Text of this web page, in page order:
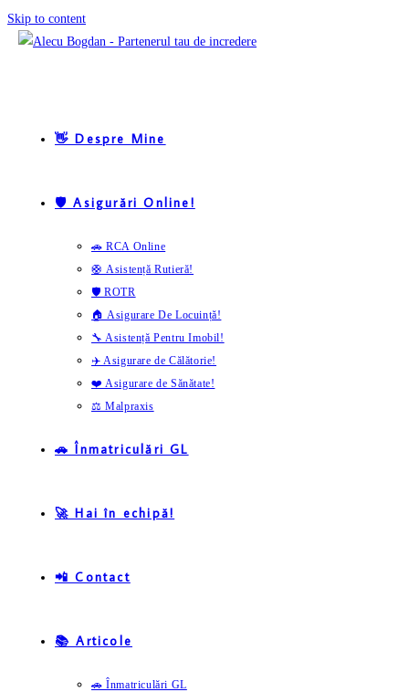
Skip to content
👋 Despre Mine
🛡️ Asigurări Online!
🚗 RCA Online
🛟 Asistență Rutieră!
🛡️ ROTR
🏠 Asigurare De Locuință!
🔧 Asistență Pentru Imobil!
✈️ Asigurare de Călătorie!
❤️ Asigurare de Sănătate!
⚖️ Malpraxis
🚗 Înmatriculări GL
🚀 Hai în echipă!
📲 Contact
📚 Articole
🚗 Înmatriculări GL